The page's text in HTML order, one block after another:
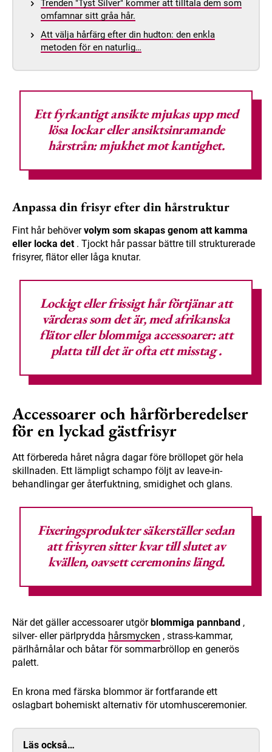
Trenden "Tyst Silver" kommer att tilltala dem som
omfamnar sitt gråa hår.
Att välja hårfärg efter din hudton: den enkla
metoden för en naturlig…
Ett fyrkantigt ansikte mjukas upp med
lösa lockar eller ansiktsinramande
hårstrån: mjukhet mot kantighet.
Anpassa din frisyr efter din hårstruktur
Fint hår behövervolym som skapas genom att kamma
eller locka det. Tjockt hår passar bättre till strukturerade
frisyrer, flätor eller låga knutar.
Lockigt eller frissigt hår förtjänar att
värderas som det är, med afrikanska
flätor eller blommiga accessoarer:att
platta till det är ofta ett misstag.
Accessoarer och hårförberedelser
för en lyckad gästfrisyr
Att förbereda håret några dagar före bröllopet gör hela
skillnaden. Ett lämpligt schampo följt av leave-in-
behandlingar ger återfuktning, smidighet och glans.
Fixeringsprodukter säkerställer sedan
att frisyren sitter kvar till slutet av
kvällen, oavsett ceremonins längd.
När det gäller accessoarer utgörblommiga pannband ,
silver- eller pärlprydda hårsmycken , strass-kammar,
pärlhårnålar och båtar för sommarbröllop en generös
palett.
En krona med färska blommor är fortfarande ett
oslagbart bohemiskt alternativ för utomhusceremonier.
Läs också…